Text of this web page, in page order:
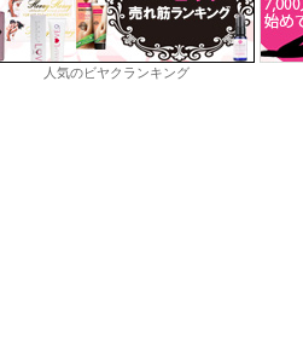
人気のビヤクランキング